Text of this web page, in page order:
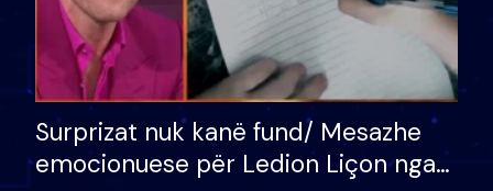
Surprizat nuk kanë fund/ Mesazhe
emocionuese për Ledion Liçon nga